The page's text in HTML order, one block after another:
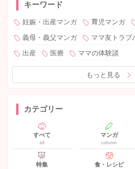
キーワード
妊娠・出産マンガ 育児マンガ
義母・義父マンガ
ママ友トラブ
出産
医療 ママの体験談
もっと見る
カテゴリー
すべて
all
マンガ
column
特集 食・レシピ